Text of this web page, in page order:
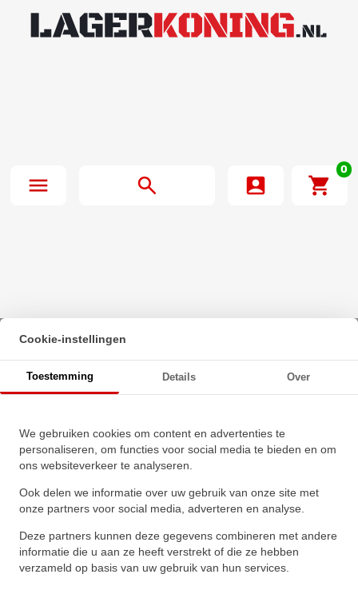
0
Beginpagina·
Bosch Rexroth Rollenwagen Koolstofstaal RWD-045-
SLH-C3-S-2
Cookie-instellingen
Toestemming Details Over
We gebruiken cookies om content en advertenties te
personaliseren, om functies voor social media te bieden en om
ons websiteverkeer te analyseren.
Ook delen we informatie over uw gebruik van onze site met
onze partners voor social media, adverteren en analyse.
Deze partners kunnen deze gegevens combineren met andere
informatie die u aan ze heeft verstrekt of die ze hebben
verzameld op basis van uw gebruik van hun services.
Bosch Rexroth Rollenwagen
Koolstofstaal RWD-045-SLH-
C3-S-2
Schrijf een review!